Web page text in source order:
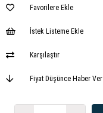
Favorilere Ekle
İstek Listeme Ekle
Karşılaştır
Fiyat Düşünce Haber Ver